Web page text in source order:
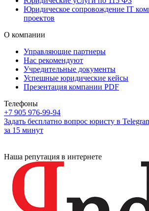
Юридическое сопровождение IT
проектов
О компании
Управляющие партнеры
Нас рекомендуют
Учредительные документы
Успешные юридические кейсы
Презентация компании PDF
Телефоны
+7 905 976-99-94
Задать бесплатно вопрос юристу в
за 15 минут
Наша репутация в интернете